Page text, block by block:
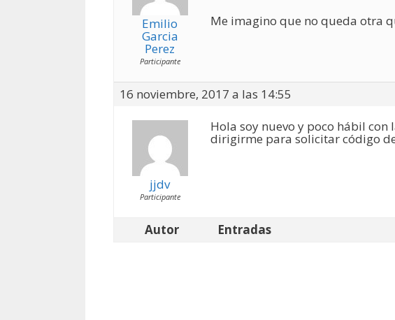
Emilio
Garcia
Perez
Participante
Me imagino que no queda otra
16 noviembre, 2017 a las 14:55
jjdv
Participante
Hola soy nuevo y poco hábil
dirigirme para solicitar código
Autor Entradas